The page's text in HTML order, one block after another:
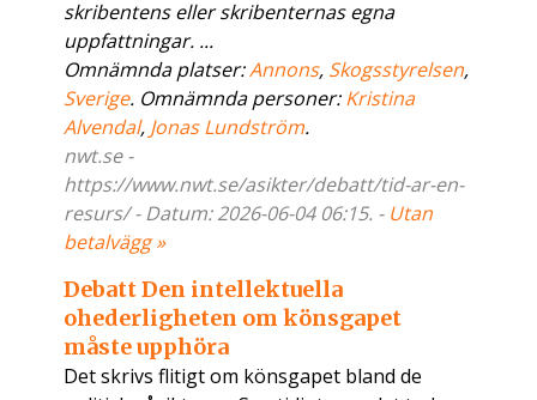
skribentens eller skribenternas egna
uppfattningar. ...
Omnämnda platser:Annons, Skogsstyrelsen,
Sverige. Omnämnda personer:Kristina
Alvendal, Jonas Lundström.
nwt.se -
https://www.nwt.se/asikter/debatt/tid-ar-en-
resurs/ - Datum: 2026-06-04 06:15. - Utan
betalvägg »
Debatt Den intellektuella
ohederligheten om könsgapet
måste upphöra
Det skrivs flitigt om könsgapet bland de